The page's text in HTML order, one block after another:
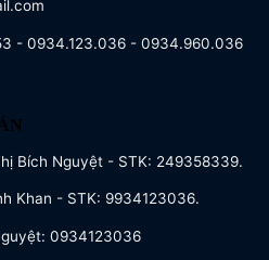
- 0934.123.036 - 0934.960.036
Bích Nguyệt - STK: 249358339.
Khan - STK: 9934123036.
0934123036